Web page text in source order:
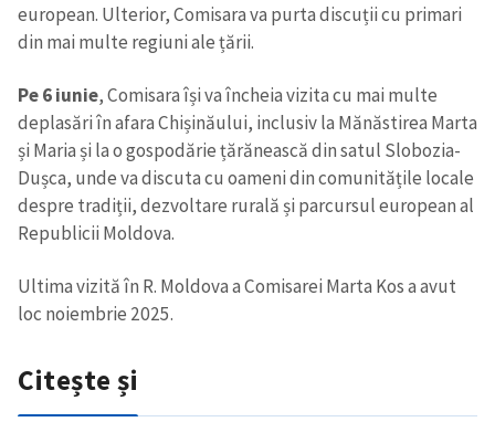
european. Ulterior, Comisara va purta discuții cu primari
din mai multe regiuni ale țării.
Pe 6 iunie, Comisara își va încheia vizita cu mai multe
deplasări în afara Chișinăului, inclusiv la Mănăstirea Marta
și Maria și la o gospodărie țărănească din satul Slobozia-
Dușca, unde va discuta cu oameni din comunitățile locale
despre tradiții, dezvoltare rurală și parcursul european al
Republicii Moldova.
Ultima vizită în R. Moldova a Comisarei Marta Kos a avut
loc noiembrie 2025.
Citește și